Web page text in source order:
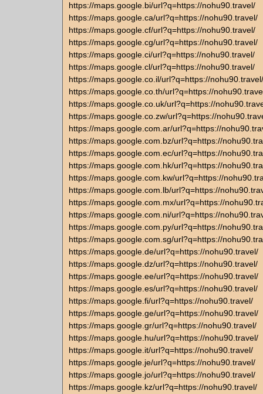
https://maps.google.bi/url?q=https://nohu90.travel/
https://maps.google.ca/url?q=https://nohu90.travel/
https://maps.google.cf/url?q=https://nohu90.travel/
https://maps.google.cg/url?q=https://nohu90.travel/
https://maps.google.ci/url?q=https://nohu90.travel/
https://maps.google.cl/url?q=https://nohu90.travel/
https://maps.google.co.il/url?q=https://nohu90.travel/
https://maps.google.co.th/url?q=https://
https://maps.google.co.uk/url?q=https://
https://maps.google.co.zw/url?q=https://
https://maps.google.com.ar/url?q=https://
https://maps.google.com.bz/url?q=https://
https://maps.google.com.ec/url?q=https://
https://maps.google.com.hk/url?q=https://
https://maps.google.com.kw/url?q=https://
https://maps.google.com.lb/url?q=https://
https://maps.google.com.mx/url?q=https://
https://maps.google.com.ni/url?q=https://
https://maps.google.com.py/url?q=https://
https://maps.google.com.sg/url?q=https://
https://maps.google.de/url?q=https://nohu90.travel/
https://maps.google.dz/url?q=https://nohu90.travel/
https://maps.google.ee/url?q=https://nohu90.travel/
https://maps.google.es/url?q=https://nohu90.travel/
https://maps.google.fi/url?q=https://nohu90.travel/
https://maps.google.ge/url?q=https://nohu90.travel/
https://maps.google.gr/url?q=https://nohu90.travel/
https://maps.google.hu/url?q=https://nohu90.travel/
https://maps.google.it/url?q=https://nohu90.travel/
https://maps.google.je/url?q=https://nohu90.travel/
https://maps.google.jo/url?q=https://nohu90.travel/
https://maps.google.kz/url?q=https://nohu90.travel/